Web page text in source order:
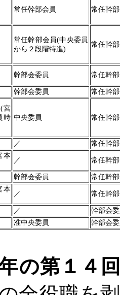
常任幹部会員 常任幹
常任幹部会員(中央委員
から２段階特進)
常任幹
幹部会委員 常任幹
幹部会委員 常任幹
(宮
時 中央委員 常任幹
／ 常任幹
本
／ 常任幹
幹部会委員 常任幹
本
／ 常任幹
／
幹部会
准中央委員 幹部会
の第１４